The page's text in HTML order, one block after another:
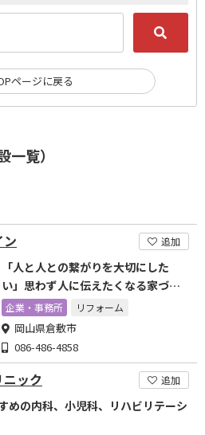
覧）
追加
「人と人との繋がりを大切にした
い」思わず人に伝えたくなる家づく
りを目指しています。
企業・事務所 リフォーム
岡山県倉敷市
086-486-4858
ック 追加
めの内科、小児科、リハビリテーシ
ページに戻る